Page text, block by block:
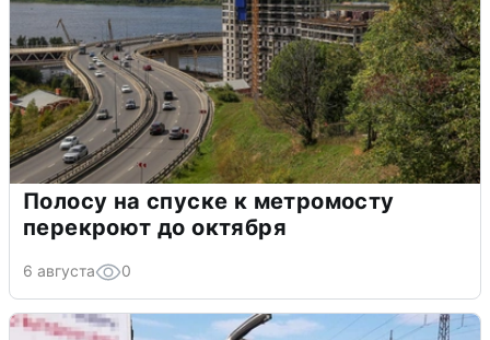
Полосу на спуске к метромосту
перекроют до октября
6 августа 0